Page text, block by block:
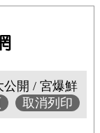
公開 / 宮爆鮮
取消列印